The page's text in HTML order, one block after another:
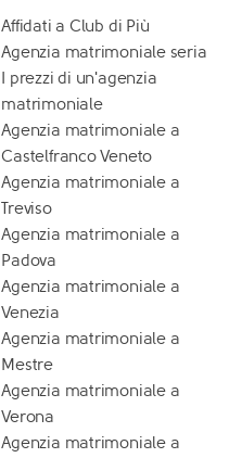
Affidati a Club di Più
Agenzia matrimoniale seria
I prezzi di un'agenzia
matrimoniale
Agenzia matrimoniale a
Castelfranco Veneto
Agenzia matrimoniale a
Treviso
Agenzia matrimoniale a
Padova
Agenzia matrimoniale a
Venezia
Agenzia matrimoniale a
Mestre
Agenzia matrimoniale a
Verona
Agenzia matrimoniale a